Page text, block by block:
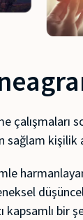
çalışmaları
kişilik
kapsamlı bir